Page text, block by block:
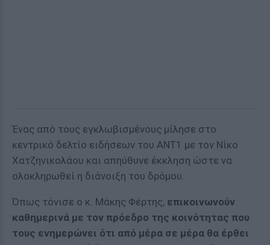
Ένας από τους εγκλωβισμένους μίλησε στο
κεντρικό δελτίο ειδήσεων του ΑΝΤ1 με τον Νίκο
Χατζηνικολάου και απηύθυνε έκκληση ώστε να
ολοκληρωθεί η διάνοιξη του δρόμου.
Όπως τόνισε ο κ. Μάκης Φέρτης, επικοινωνούν
καθημερινά με τον πρόεδρο της κοινότητας που
τους ενημερώνει ότι από μέρα σε μέρα θα έρθει